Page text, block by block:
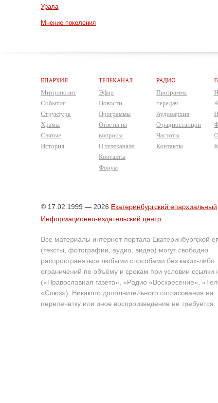
Урала
Мнение поколения
ЕПАРХИЯ
Митрополит
События
Структура
Храмы
Святые
История
ТЕЛЕКАНАЛ
Эфир
Новости
Программы
Ответы на
вопросы
О телеканале
Контакты
Форум
РАДИО
Программа
передач
Аудиоархив
О радиостанции
Частоты
Контакты
© 17.02.1999 — 2026 Екатеринбургский епархиальный
Информационно-издательский центр
Все материалы интернет-портала Екатеринбургской
(тексты, фотографии, аудио, видео) могут свободно
распространяться любыми способами без каких-либо
ограничений по объёму и срокам при условии ссылки
(«Православная газета», «Радио «Воскресение»,
«Союз»). Никакого дополнительного согласования на
перепечатку или иное воспроизведение не требуется.